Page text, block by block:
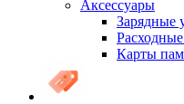
Аксессуары
Зарядные
Карты